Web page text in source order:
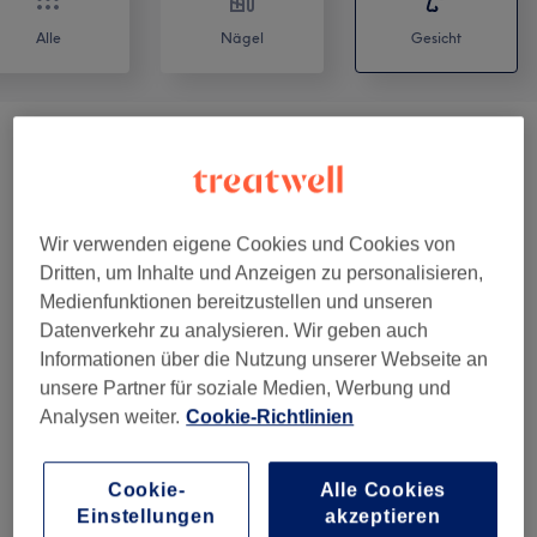
Alle Nägel Gesicht
Permanent Make-Up (1 ) 5 €
Salonbewertungen
5,0 144 Bewertungen
Wir verwenden eigene Cookies und Cookies von
Dritten, um Inhalte und Anzeigen zu personalisieren,
Medienfunktionen bereitzustellen und unseren
Datenverkehr zu analysieren. Wir geben auch
Informationen über die Nutzung unserer Webseite an
unsere Partner für soziale Medien, Werbung und
Analysen weiter. Cookie-Richtlinien
Cookie-
Einstellungen
Alle Cookies
akzeptieren